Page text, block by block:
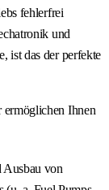
fehlerfrei
und
ist das der perfekte
ermöglichen Ihnen
Ausbau von